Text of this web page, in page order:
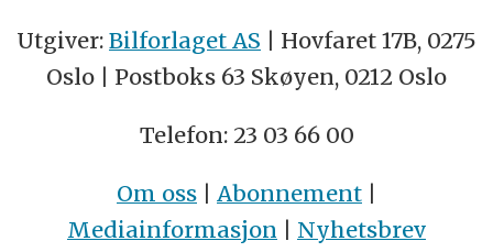
Utgiver: Bilforlaget AS | Hovfaret 17B, 0275
Oslo | Postboks 63 Skøyen, 0212 Oslo
Telefon: 23 03 66 00
Om oss Abonnement
Mediainformasjon
Nyhetsbrev